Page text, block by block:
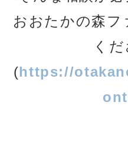
おおたかの森フ
くだ
(https://